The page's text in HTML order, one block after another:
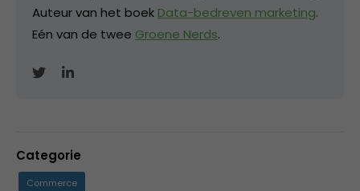
Auteur van het boek Data-bedreven marketing.
Eén van de twee Groene Nerds.
Categorie
Commerce